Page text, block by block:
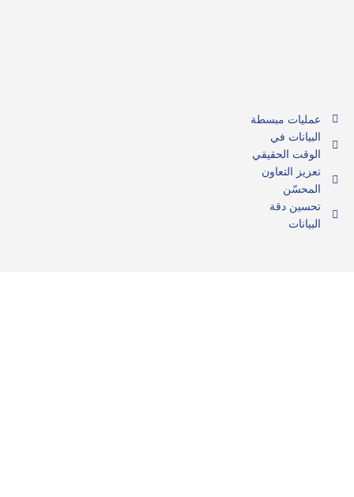
عمليات مبسطة
البيانات في
الوقت الحقيقي
تعزيز التعاون
المحسّن
تحسين دقة
البيانات